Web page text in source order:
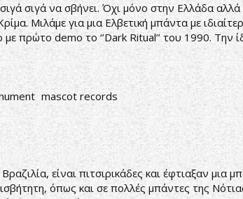
σιγά να σβήνει. Όχι μόνο στην Ελλάδα αλλά
Μιλάμε για μια Ελβετική μπάντα με
πρώτο demo το ‘’Dark Ritual’’ του 1990. Την
mascot records
είναι πιτσιρικάδες και έφτιαξαν μια
όπως και σε πολλές μπάντες της